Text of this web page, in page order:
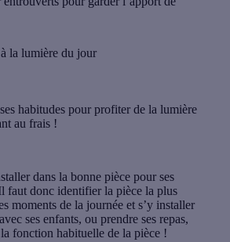
la lumière du jour
habitudes pour profiter de la lumière
au frais !
dans la bonne pièce pour ses
faut donc identifier la pièce la plus
moments de la journée et s’y installer
ses enfants, ou prendre ses repas,
fonction habituelle de la pièce !